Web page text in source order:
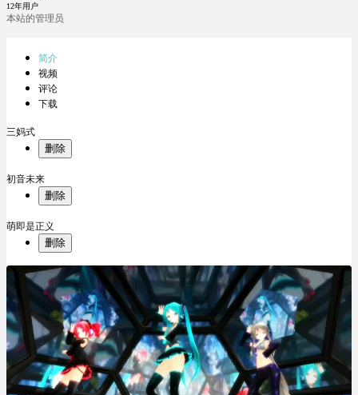
12年用户
本站的管理员
简介
视频
评论
下载
三妈式
删除
初音未来
删除
萌即是正义
删除